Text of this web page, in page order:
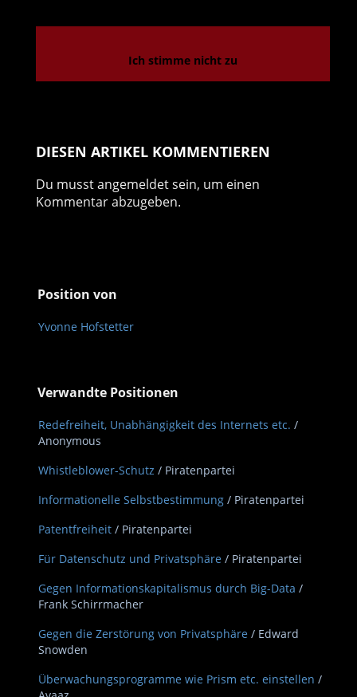
Ich stimme nicht zu
DIESEN ARTIKEL KOMMENTIEREN
Du musstangemeldetsein, um einen
Kommentar abzugeben.
Position von
Yvonne Hofstetter
Verwandte Positionen
Redefreiheit, Unabhängigkeit des Internets etc. /
Anonymous
Whistleblower-Schutz / Piratenpartei
Informationelle Selbstbestimmung / Piratenpartei
Patentfreiheit / Piratenpartei
Für Datenschutz und Privatsphäre / Piratenpartei
Gegen Informationskapitalismus durch Big-Data /
Frank Schirrmacher
Gegen die Zerstörung von Privatsphäre / Edward
Snowden
Überwachungsprogramme wie Prism etc. einstellen /